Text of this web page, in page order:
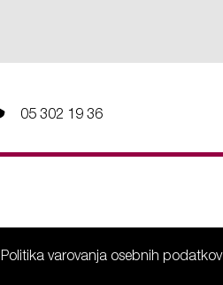
05 302 19 36
Politika varovanja osebnih podatkov